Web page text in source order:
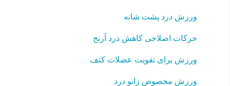
ورزش درد پشت شانه
حرکات اصلاحی کاهش درد آرنج
ورزش برای تقویت عضلات کتف
ورزش مخصوص زانو درد